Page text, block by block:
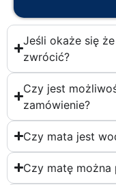
Jeśli okaże się
zwrócić?
Czy jest
zamówienie?
Czy mata jest
Czy matę można